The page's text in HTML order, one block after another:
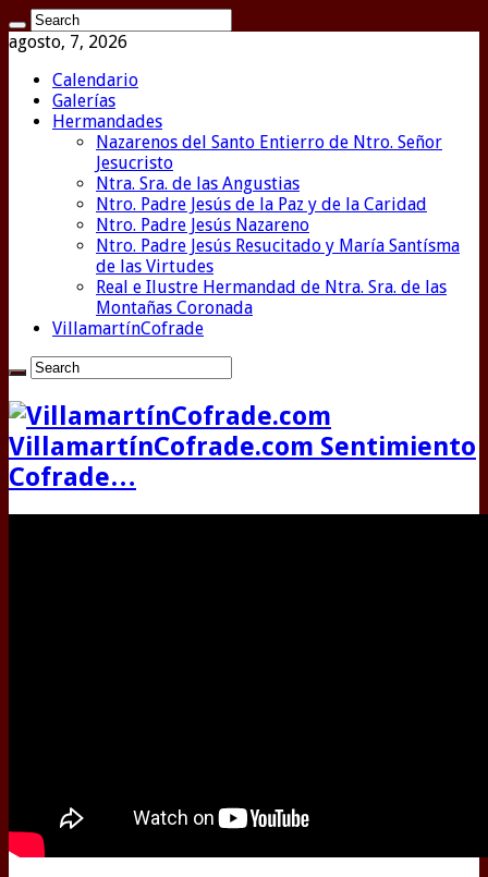
agosto, 7, 2026
Calendario
Galerías
Hermandades
Nazarenos del Santo Entierro de Ntro. Señor
Jesucristo
Ntra. Sra. de las Angustias
Ntro. Padre Jesús de la Paz y de la Caridad
Ntro. Padre Jesús Nazareno
Ntro. Padre Jesús Resucitado y María Santísma
de las Virtudes
Real e Ilustre Hermandad de Ntra. Sra. de las
Montañas Coronada
VillamartínCofrade
VillamartínCofrade.com Sentimiento
Cofrade…